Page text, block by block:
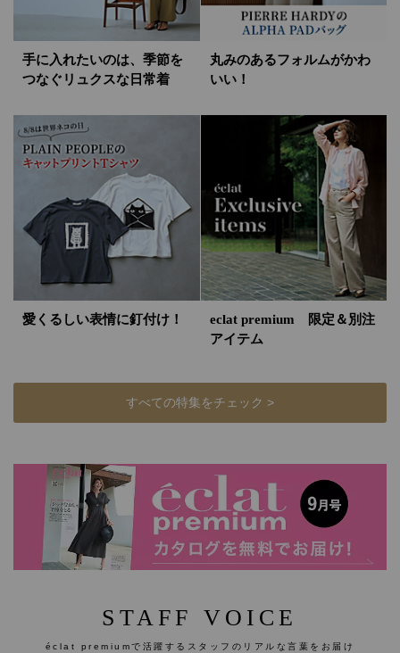
手に入れたいのは、季節を
つなぐリュクスな日常着
丸みのあるフォルムがかわ
いい！
愛くるしい表情に釘付け！
eclat premium 限定＆別注
アイテム
すべての特集をチェック >
STAFF VOICE
éclat premiumで活躍するスタッフのリアルな言葉をお届け